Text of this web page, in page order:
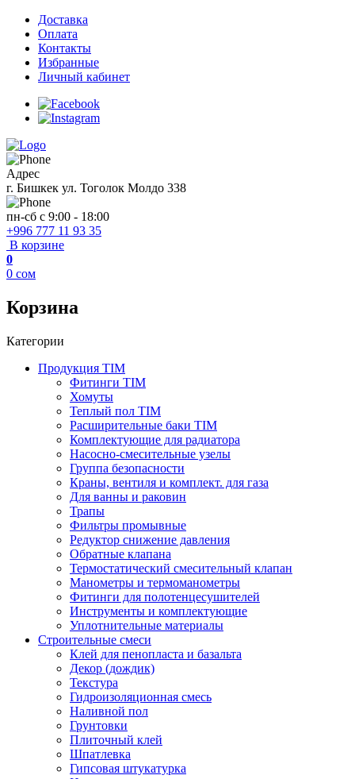
Доставка
Оплата
Контакты
Избранные
Личный кабинет
Адрес
г. Бишкек ул. Тоголок Молдо 338
пн-сб с 9:00 - 18:00
+996 777 11 93 35
В корзине
0
0 сом
Корзина
Категории
Продукция TIM
Фитинги TIM
Хомуты
Теплый пол TIM
Расширительные баки TIM
Комплектующие для радиатора
Насосно-смесительные узелы
Группа безопасности
Краны, вентиля и комплект. для газа
Для ванны и раковин
Трапы
Фильтры промывные
Редуктор снижение давления
Обратные клапана
Термостатический смесительный клапан
Манометры и термоманометры
Фитинги для полотенцесушителей
Инструменты и комплектующие
Уплотнительные материалы
Строительные смеси
Клей для пенопласта и базальта
Декор (дождик)
Текстура
Гидроизоляционная смесь
Наливной пол
Грунтовки
Плиточный клей
Шпатлевка
Гипсовая штукатурка